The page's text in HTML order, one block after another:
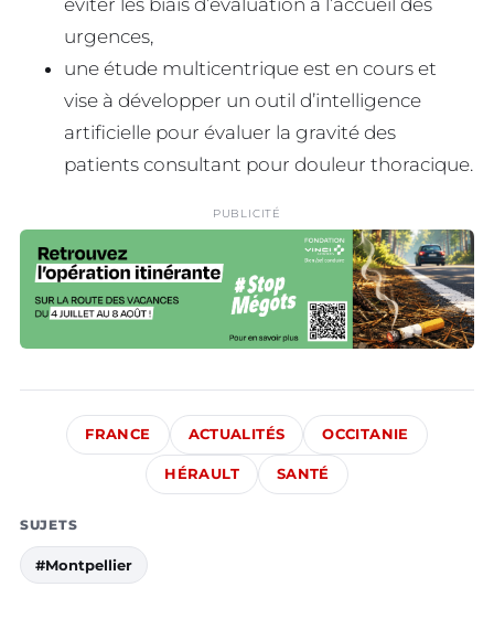
éviter les biais d’évaluation à l’accueil des
urgences,
une étude multicentrique est en cours et
vise à développer un outil d’intelligence
artificielle pour évaluer la gravité des
patients consultant pour douleur thoracique.
PUBLICITÉ
FRANCE ACTUALITÉS OCCITANIE
HÉRAULT SANTÉ
SUJETS
#Montpellier